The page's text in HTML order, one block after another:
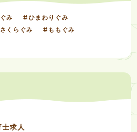
み
ひまわりぐみ
さくらぐみ
ももぐみ
求人